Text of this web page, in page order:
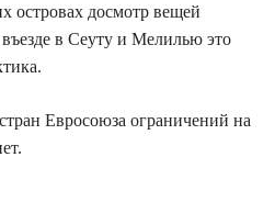
островах досмотр вещей
в Сеуту и Мелилью это
Евросоюза ограничений на